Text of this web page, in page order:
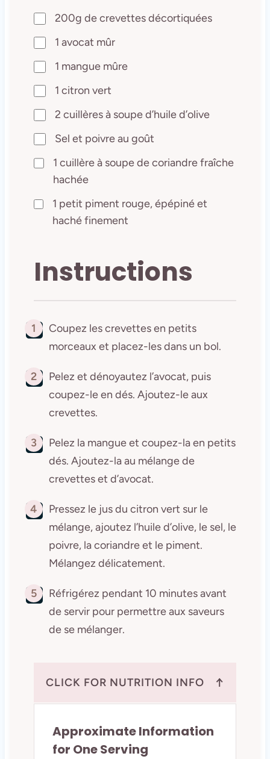
200g de crevettes décortiquées
1 avocat mûr
1 mangue mûre
1 citron vert
2 cuillères à soupe d’huile d’olive
Sel et poivre au goût
1 cuillère à soupe de coriandre fraîche
hachée
1 petit piment rouge, épépiné et
haché finement
Instructions
1
Coupez les crevettes en petits
morceaux et placez-les dans un bol.
2
Pelez et dénoyautez l’avocat, puis
coupez-le en dés. Ajoutez-le aux
crevettes.
3
Pelez la mangue et coupez-la en petits
dés. Ajoutez-la au mélange de
crevettes et d’avocat.
4
Pressez le jus du citron vert sur le
mélange, ajoutez l’huile d’olive, le sel, le
poivre, la coriandre et le piment.
Mélangez délicatement.
5
Réfrigérez pendant 10 minutes avant
de servir pour permettre aux saveurs
de se mélanger.
CLICK FOR NUTRITION INFO ↑
Approximate Information
for One Serving